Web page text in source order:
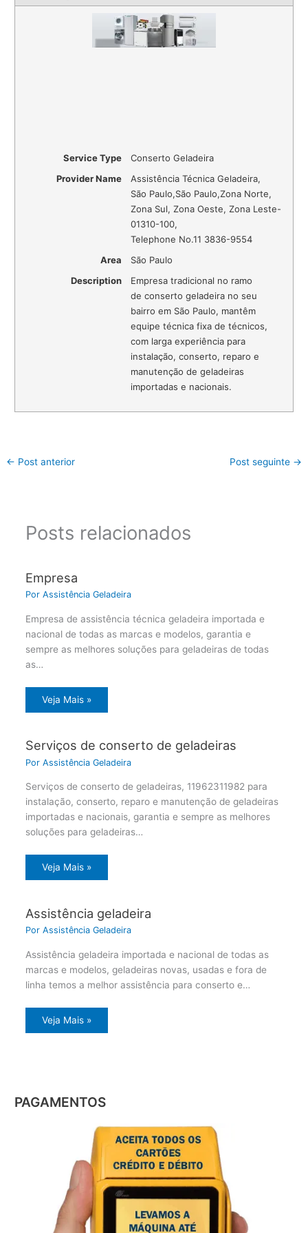
Service Type
Conserto Geladeira
Provider Name
Assistência Técnica Geladeira,
São Paulo,São Paulo,Zona Norte,
Zona Sul, Zona Oeste, Zona Leste-
01310-100,
Telephone No.11 3836-9554
Area
São Paulo
Description
Empresa tradicional no ramo
de conserto geladeira no seu
bairro em São Paulo, mantêm
equipe técnica fixa de técnicos,
com larga experiência para
instalação, conserto, reparo e
manutenção de geladeiras
importadas e nacionais.
← Post anterior Post seguinte →
Posts relacionados
Empresa
Por Assistência Geladeira
Empresa de assistência técnica geladeira importada e
nacional de todas as marcas e modelos, garantia e
sempre as melhores soluções para geladeiras de todas
as…
Veja Mais »
Serviços de conserto de geladeiras
Por Assistência Geladeira
Serviços de conserto de geladeiras, 11962311982 para
instalação, conserto, reparo e manutenção de geladeiras
importadas e nacionais, garantia e sempre as melhores
soluções para geladeiras…
Veja Mais »
Assistência geladeira
Por Assistência Geladeira
Assistência geladeira importada e nacional de todas as
marcas e modelos, geladeiras novas, usadas e fora de
linha temos a melhor assistência para conserto e…
Veja Mais »
PAGAMENTOS